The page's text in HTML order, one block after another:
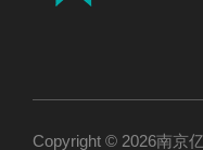
Copyright © 2026南京